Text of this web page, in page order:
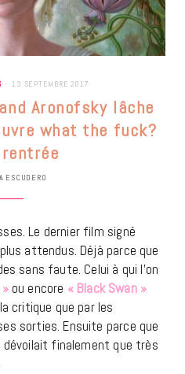
13 SEPTEMBRE 2017
Aronofsky lâche
what the fuck?
ESCUDERO
Le dernier film signé
attendus. Déjà parce que
sans faute. Celui à qui l’on
ou encore « Black Swan »
critique que par les
sorties. Ensuite parce que
finalement que très